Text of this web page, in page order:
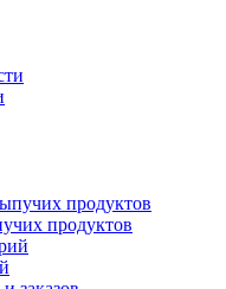
продуктов